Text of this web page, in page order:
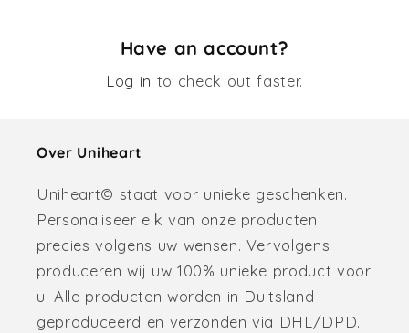
Have an account?
Log in to check out faster.
Over Uniheart
Uniheart© staat voor unieke geschenken.
Personaliseer elk van onze producten
precies volgens uw wensen. Vervolgens
produceren wij uw 100% unieke product voor
u. Alle producten worden in Duitsland
geproduceerd en verzonden via DHL/DPD.